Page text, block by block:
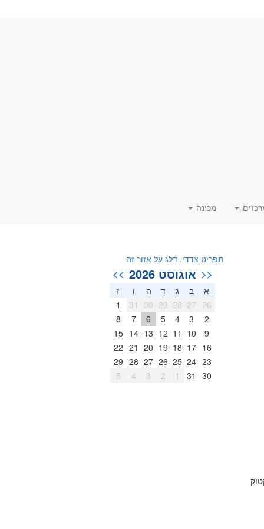
מכינה
תפריט צדדי. דלג על אזור זה
<< אוגוסט 2026 >>
א ב ג ד ה ו
ז
26
27
28
29
30
31
1
2
3
4
5
6
7
8
9
10
11
12
13
14
15
16
17
18
19
20
21
22
23
24
25
26
27
28
29
30
31
1
2
3
4
5